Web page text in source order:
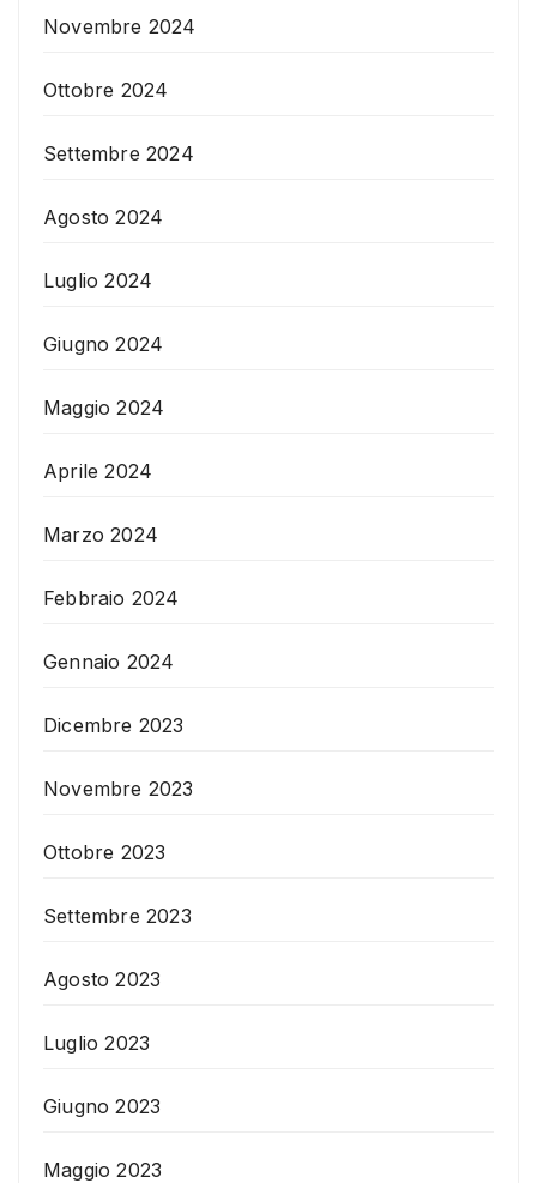
Novembre 2024
Ottobre 2024
Settembre 2024
Agosto 2024
Luglio 2024
Giugno 2024
Maggio 2024
Aprile 2024
Marzo 2024
Febbraio 2024
Gennaio 2024
Dicembre 2023
Novembre 2023
Ottobre 2023
Settembre 2023
Agosto 2023
Luglio 2023
Giugno 2023
Maggio 2023